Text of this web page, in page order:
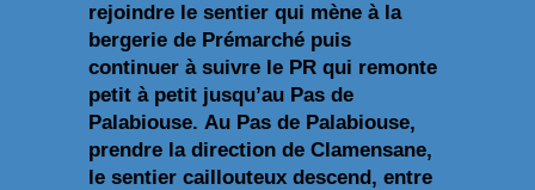
rejoindre le sentier qui mène à la
bergerie de Prémarché puis
continuer à suivre le PR qui remonte
petit à petit jusqu’au Pas de
Palabiouse. Au Pas de Palabiouse,
prendre la direction de Clamensane,
le sentier caillouteux descend, entre